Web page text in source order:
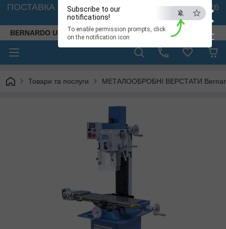
×
ESC
Subscribe to our
notifications!
To enable permission prompts, click
on the notification icon
ПОСТАВКА ВЕРСТАТІВ З АВСТРІЇ - 🚛 26.08. 2026
🚛
BERNARDO UKRAINE
Товари та послуги МЕТАЛООБРОБНІ ВЕРСТАТИ